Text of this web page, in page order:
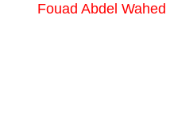
Fouad Abdel Wahed